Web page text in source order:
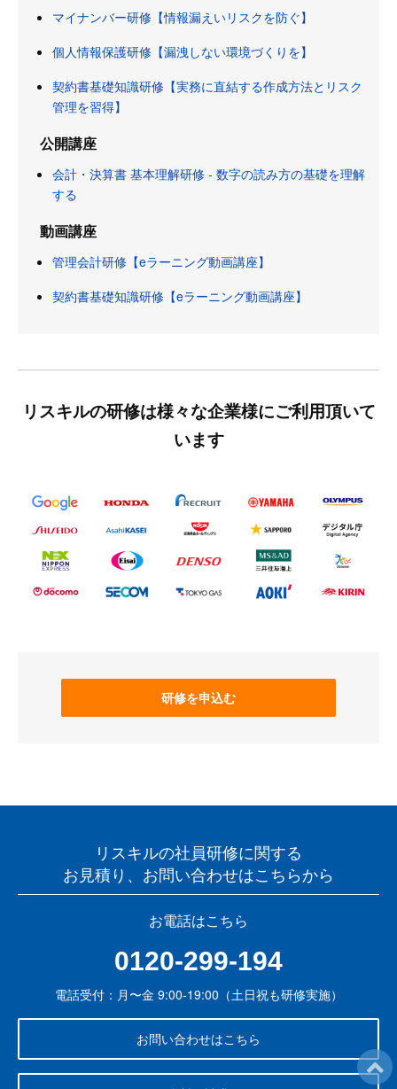
マイナンバー研修【情報漏えいリスクを防ぐ】
個人情報保護研修【漏洩しない環境づくりを】
契約書基礎知識研修【実務に直結する作成方法とリスク
管理を習得】
公開講座
会計・決算書 基本理解研修 - 数字の読み方の基礎を理解
する
動画講座
管理会計研修【eラーニング動画講座】
契約書基礎知識研修【eラーニング動画講座】
リスキルの研修は様々な企業様にご利用頂いて
います
研修を申込む
リスキルの社員研修に関する
お見積り、お問い合わせはこちらから
お電話はこちら
0120-299-194
電話受付：月〜金 9:00-19:00（土日祝も研修実施）
お問い合わせはこちら